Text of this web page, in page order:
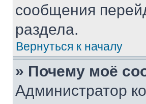
сообщения
раздела.
Вернуться к началу
» Почему моё
Администратор